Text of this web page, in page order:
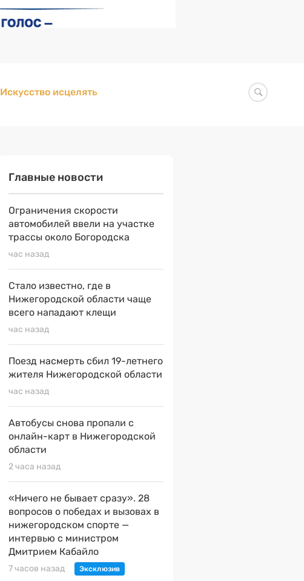
Искусство исцелять
Главные новости
Ограничения скорости
автомобилей ввели на участке
трассы около Богородска
час назад
Стало известно, где в
Нижегородской области чаще
всего нападают клещи
час назад
Поезд насмерть сбил 19-летнего
жителя Нижегородской области
час назад
Автобусы снова пропали с
онлайн-карт в Нижегородской
области
2 часа назад
«Ничего не бывает сразу». 28
вопросов о победах и вызовах в
нижегородском спорте —
интервью с министром
Дмитрием Кабайло
7 часов назад